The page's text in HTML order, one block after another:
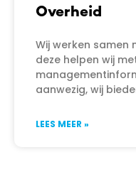
Overheid
Wij werken samen
deze helpen wij
aanwezig, wij
LEES MEER »